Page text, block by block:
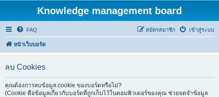
Knowledge management board
FAQ เข้าสู่ระบบ
สมัครสมาชิก
หน้าเว็บบอร์ด
ลบ Cookies
คุณต้องการลบข้อมูล cookie ของบอร์ดหรือไม่?
(Cookie คือข้อมูลเกี่ยวกับบอร์ดที่ถูกเก็บไว้ในคอมพิวเตอร์ของคุณ ช่วยจดจำข้อมูล